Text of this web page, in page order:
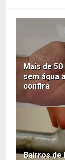
Mais de
sem água
confira
Bairros de